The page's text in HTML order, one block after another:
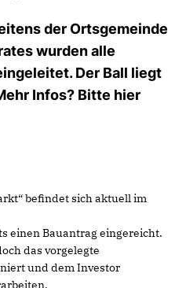
der Ortsgemeinde
wurden alle
Der Ball liegt
Infos? Bitte hier
befindet sich aktuell im
einen Bauantrag eingereicht.
das vorgelegte
und dem Investor